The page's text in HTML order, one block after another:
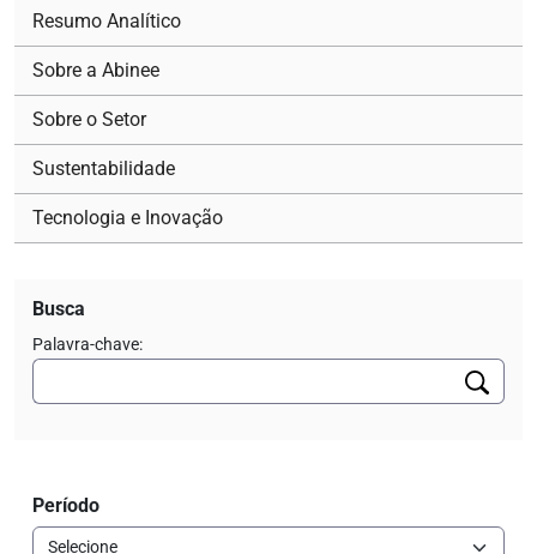
Resumo Analítico
Sobre a Abinee
Sobre o Setor
Sustentabilidade
Tecnologia e Inovação
Busca
Palavra-chave:
Período